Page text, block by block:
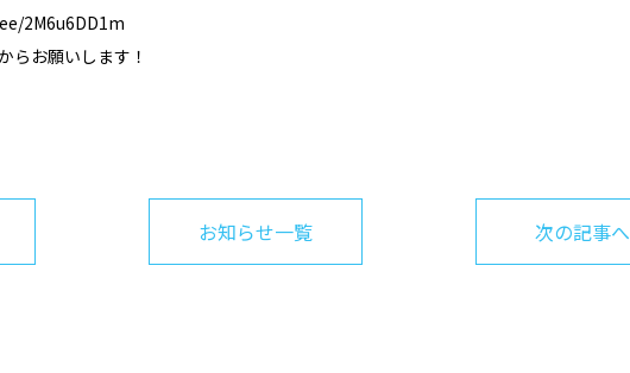
らお願いします！
お知らせ一覧 次の記事へ